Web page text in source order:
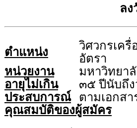
ล
ตำแหน่ง
วิศวกรเค
อัตรา
หน่วยงาน
มหาวิทยา
อายุไม่เกิน
๓๕ ปีนับถึ
ประสบการณ์
ตามเอกส
คุณสมบัติของผู้สมัคร